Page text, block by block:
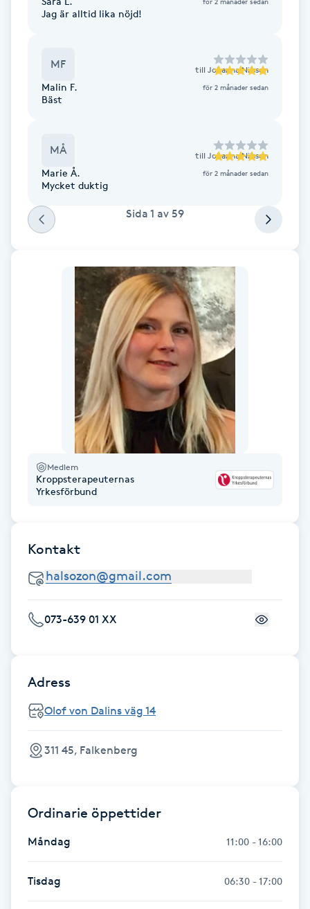
Fotsvamp
Fransar
Fransfärgning
Fransförlängning
Fransförlängning Megavolym
Fransförlängning Volym
Fransk manikyr
Fransrengöring
Frekvensterapi
Friskvårdsmassage
Frisör
Funktionsanalys
G
Gel naglar
Gelenaglar
Gellack med förstärkning
Gravidmassage
Gravidyoga
Jag är alltid lika nöjd!
MF till Johanna Nilsson
Malin F. för 2 månader sedan
Bäst
MÅ till Johanna Nilsson
Marie Å. för 2 månader sedan
Mycket duktig
Sida 1 av 59
Medlem
Kroppsterapeuternas
Yrkesförbund
Kontakt
073-639 01 XX
Adress
Olof von Dalins väg 14
311 45, Falkenberg
Ordinarie öppettider
Måndag 11:00 - 16:00
Tisdag 06:30 - 17:00